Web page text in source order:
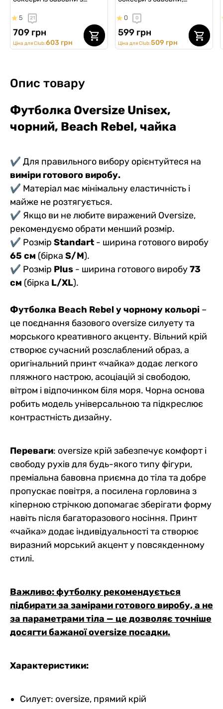
Light, Black Series, чорний
5 21
709 грн
Ціна для Club:603 грн
Series, салатовий
0 0
599 грн
Ціна для Club:509 грн
Опис товару
Футболка Oversize Unisex,
чорний, Beach Rebel, чайка
✔ Для правильного вибору орієнтуйтеся на
виміри готового виробу.
✔ Матеріал має мінімальну еластичність і
майже не розтягується.
✔ Якщо ви не любите виражений Oversize,
рекомендуємо обрати менший розмір.
✔ Розмір Standart - ширина готового виробу
65 см (бірка S/M).
✔ Розмір Plus - ширина готового виробу73
см (бірка L/XL).
Футболка Beach Rebel у чорному кольорі –
це поєднання базового oversize силуету та
морського креативного акценту. Вільний крій
створює сучасний розслаблений образ, а
оригінальний принт «чайка» додає легкого
пляжного настрою, асоціацій зі свободою,
вітром і відпочинком біля моря. Чорна основа
робить модель універсальною та підкреслює
контрастність дизайну.
Переваги: oversize крій забезпечує комфорт і
свободу рухів для будь-якого типу фігури,
преміальна бавовна приємна до тіла та добре
пропускає повітря, а посилена горловина з
кіперною стрічкою допомагає зберігати форму
навіть після багаторазового носіння. Принт
«чайка» додає індивідуальності та створює
виразний морський акцент у повсякденному
стилі.
Важливо: футболку рекомендується
підбирати за замірами готового виробу, а не
за параметрами тіла — це дозволяє точніше
досягти бажаної oversize посадки.
Характеристики:
Силует: oversize, прямий крій